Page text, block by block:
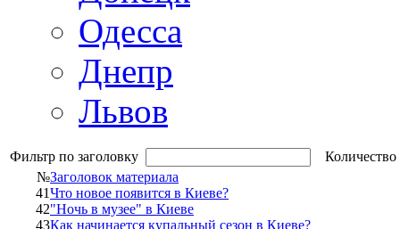
Одесса
Днепр
Львов
Фильтр по заголовку
№Заголовок материала
41Что новое появится в Киеве?
42"Ночь в музее" в Киеве
43Как начинается купальный сезон в Киеве?